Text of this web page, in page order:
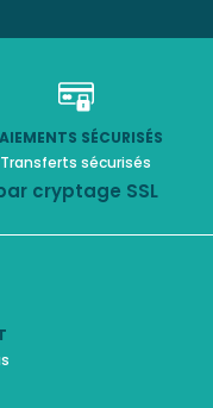
SÉCURISÉS
Transferts sécurisés
cryptage SSL